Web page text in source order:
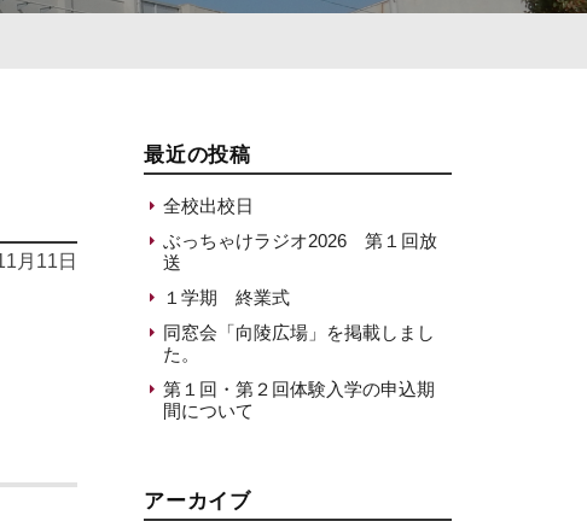
月11日
最近の投稿
全校出校日
ぶっちゃけラジオ2026 第１回放
送
１学期 終業式
同窓会「向陵広場」を掲載しまし
た。
第１回・第２回体験入学の申込期
間について
アーカイブ